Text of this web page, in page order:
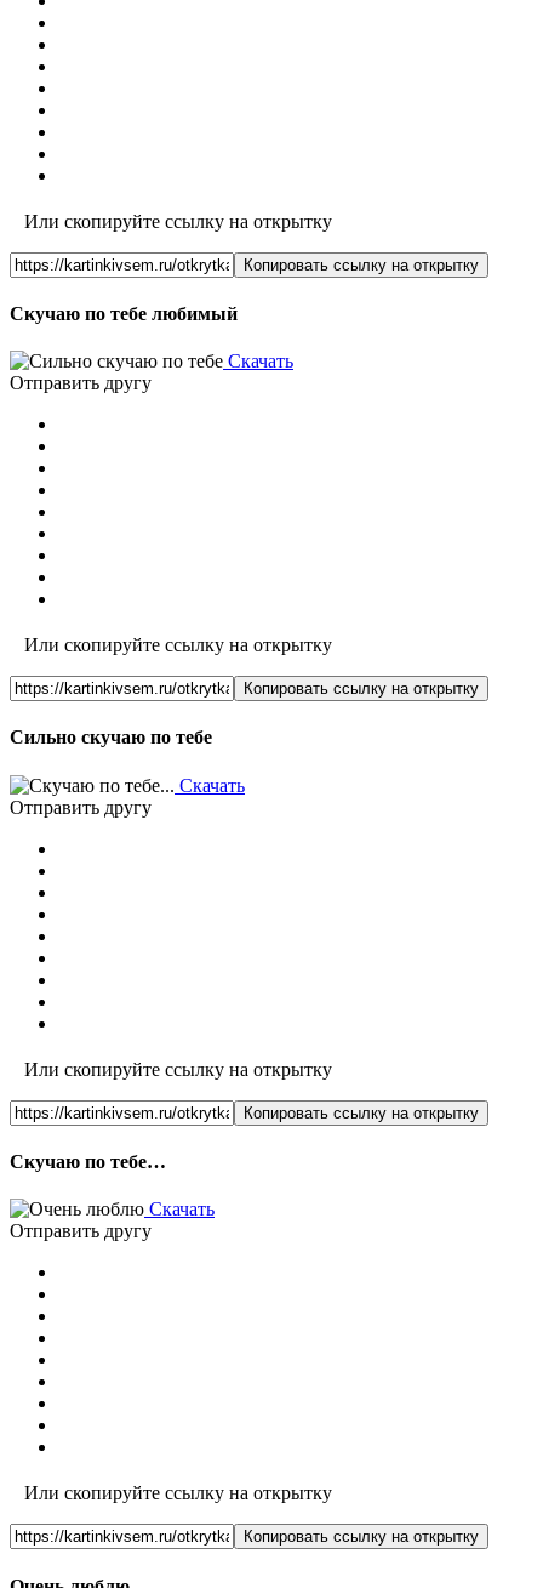
Или скопируйте ссылку на открытку
Копировать ссылку на открытку
Скучаю по тебе любимый
Скачать
Отправить другу
Или скопируйте ссылку на открытку
Копировать ссылку на открытку
Сильно скучаю по тебе
Скачать
Отправить другу
Или скопируйте ссылку на открытку
Копировать ссылку на открытку
Скучаю по тебе…
Скачать
Отправить другу
Или скопируйте ссылку на открытку
Копировать ссылку на открытку